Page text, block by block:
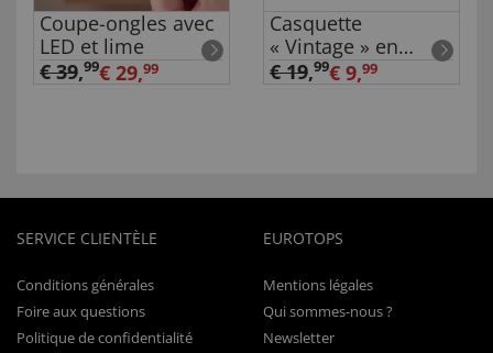
Coupe-ongles avec
LED et lime
€ 39,99€ 29,99
Casquette
« Vintage » en
coton
€ 19,99€ 9,99
SERVICE CLIENTÈLE
Conditions générales
Foire aux questions
Politique de confidentialité
EUROTOPS
Mentions légales
Qui sommes-nous ?
Newsletter